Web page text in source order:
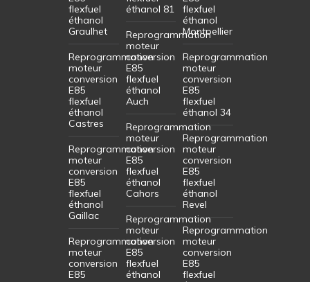
flexfuel
éthanol
Graulhet
Reprogrammation
moteur
conversion
E85
flexfuel
éthanol
Castres
Reprogrammation
moteur
conversion
E85
flexfuel
éthanol
Gaillac
Reprogrammation
moteur
conversion
E85
éthanol 81
Reprogrammation
moteur
conversion
E85
flexfuel
éthanol
Auch
Reprogrammation
moteur
conversion
E85
flexfuel
éthanol
Cahors
Reprogrammation
moteur
conversion
E85
flexfuel
éthanol
flexfuel
éthanol
Montpellier
Reprogrammation
moteur
conversion
E85
flexfuel
éthanol 34
Reprogrammation
moteur
conversion
E85
flexfuel
éthanol
Revel
Reprogrammation
moteur
conversion
E85
flexfuel